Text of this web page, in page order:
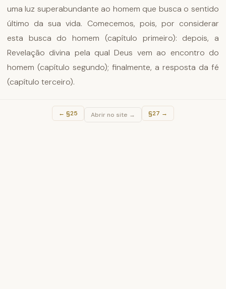
uma luz superabundante ao homem que busca o sentido
último da sua vida. Comecemos, pois, por considerar
esta busca do homem (capítulo primeiro): depois, a
Revelação divina pela qual Deus vem ao encontro do
homem (capítulo segundo); finalmente, a resposta da fé
(capítulo terceiro).
← §25 Abrir no site → §27 →